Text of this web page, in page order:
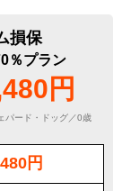
損保
％プラン
円
パード・ドッグ／0歳
円